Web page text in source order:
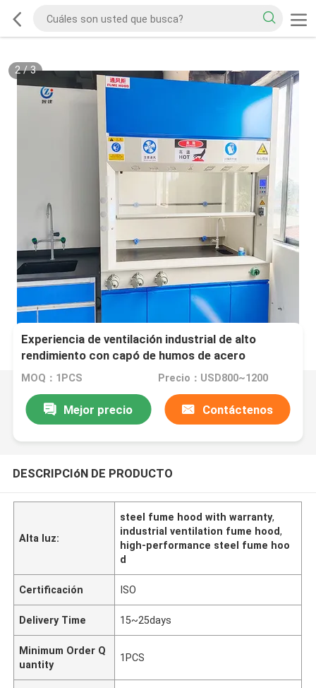
2/3
Experiencia de ventilación industrial de alto
rendimiento con capó de humos de acero
garantizado
MOQ：1PCS Precio：USD800~1200
Mejor precio Contáctenos
DESCRIPCIóN DE PRODUCTO
Alta luz:
steel fume hood with warranty,
industrial ventilation fume hood,
high-performance steel fume hoo
d
Certificación ISO
Delivery Time 15~25days
Minimum Order Q
uantity
1PCS